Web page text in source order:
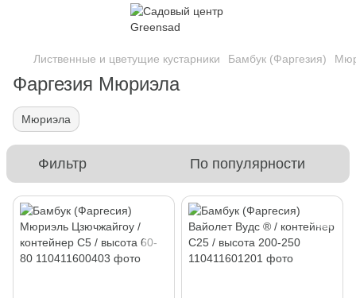
Лиственные и цветущие кустарники Бамбук (Фаргезия)
Фаргезия Мюриэла
Мюриэла
Фильтр По популярности